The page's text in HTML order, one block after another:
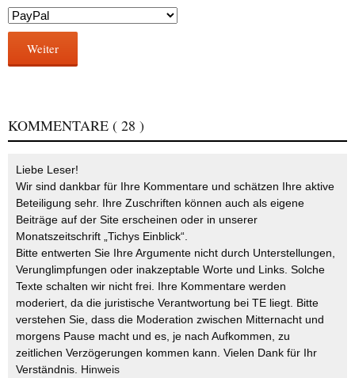
Weiter
KOMMENTARE ( 28 )
Liebe Leser!
Wir sind dankbar für Ihre Kommentare und schätzen Ihre aktive
Beteiligung sehr. Ihre Zuschriften können auch als eigene
Beiträge auf der Site erscheinen oder in unserer
Monatszeitschrift „Tichys Einblick“.
Bitte entwerten Sie Ihre Argumente nicht durch Unterstellungen,
Verunglimpfungen oder inakzeptable Worte und Links. Solche
Texte schalten wir nicht frei. Ihre Kommentare werden
moderiert, da die juristische Verantwortung bei TE liegt. Bitte
verstehen Sie, dass die Moderation zwischen Mitternacht und
morgens Pause macht und es, je nach Aufkommen, zu
zeitlichen Verzögerungen kommen kann. Vielen Dank für Ihr
Verständnis. Hinweis